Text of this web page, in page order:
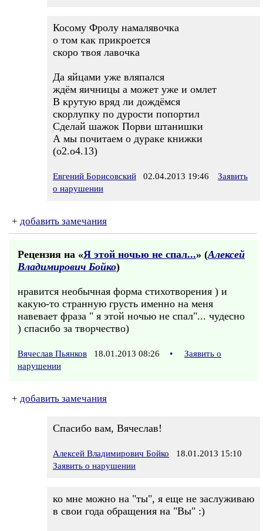
Косому Фролу намалявочка
о том как прикроется
скоро твоя лавочка
Да яйцами уже вляпался
ждём яичницы а может уже и омлет
В крутую вряд ли дождёмся
скорлупку по дурости попортил
Сделай шажок Порви штанишки
А мы почитаем о дураке книжки
(о2.о4.13)
Евгений Борисовский 02.04.2013 19:46
Заявить
о нарушении
+ добавить замечания
Рецензия на «Я этой ночью не спал...» (Алексей
Владимирович Бойко)
нравится необычная форма стихотворения ) и
какую-то странную грусть именно на меня
навевает фраза " я этой ночью не спал"... чудесно
) спасибо за творчество)
Вячеслав Пьянков 18.01.2013 08:26 •
Заявить о
нарушении
+ добавить замечания
Спасибо вам, Вячеслав!
Алексей Владимирович Бойко 18.01.2013 15:10
Заявить о нарушении
ко мне можно на "ты", я еще не заслуживаю
в свои года обращения на "Вы" :)